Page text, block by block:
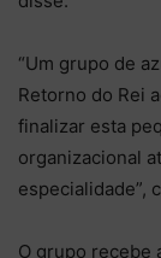
“Um grupo de
Retorno do Rei
finalizar esta
organizacional
especialidade”,
O grupo recebe